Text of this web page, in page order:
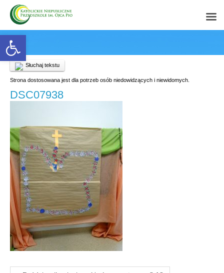
Open toolbar
Słuchaj tekstu
Strona dostosowana jest dla potrzeb osób niedowidzących i niewidomych.
DSC07938